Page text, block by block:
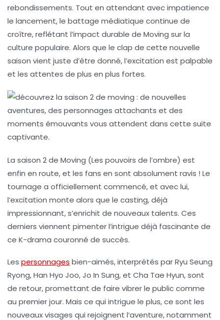
rebondissements. Tout en attendant avec impatience
le lancement, le battage médiatique continue de
croître, reflétant l’impact durable de Moving sur la
culture populaire. Alors que le clap de cette nouvelle
saison vient juste d’être donné, l’excitation est palpable
et les attentes de plus en plus fortes.
La saison 2 de Moving (Les pouvoirs de l’ombre) est
enfin en route, et les fans en sont absolument ravis ! Le
tournage a officiellement commencé, et avec lui,
l’excitation monte alors que le casting, déjà
impressionnant, s’enrichit de nouveaux talents. Ces
derniers viennent pimenter l’intrigue déjà fascinante de
ce K-drama couronné de succès.
Les personnages bien-aimés, interprétés parRyu Seung
Ryong,Han Hyo Joo,Jo In Sung, et Cha Tae Hyun, sont
de retour, promettant de faire vibrer le public comme
au premier jour. Mais ce qui intrigue le plus, ce sont les
nouveaux visages qui rejoignent l’aventure, notamment